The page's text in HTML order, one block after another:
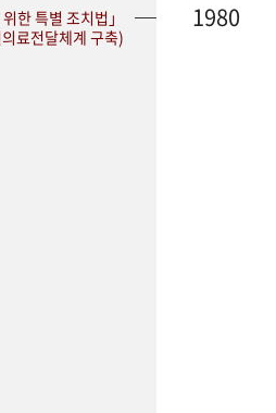
한 특별 조치법」
료전달체계 구축)
1980